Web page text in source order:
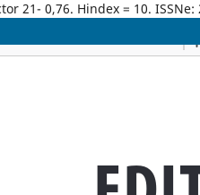
21- 0,76. Hindex = 10. ISSNe: